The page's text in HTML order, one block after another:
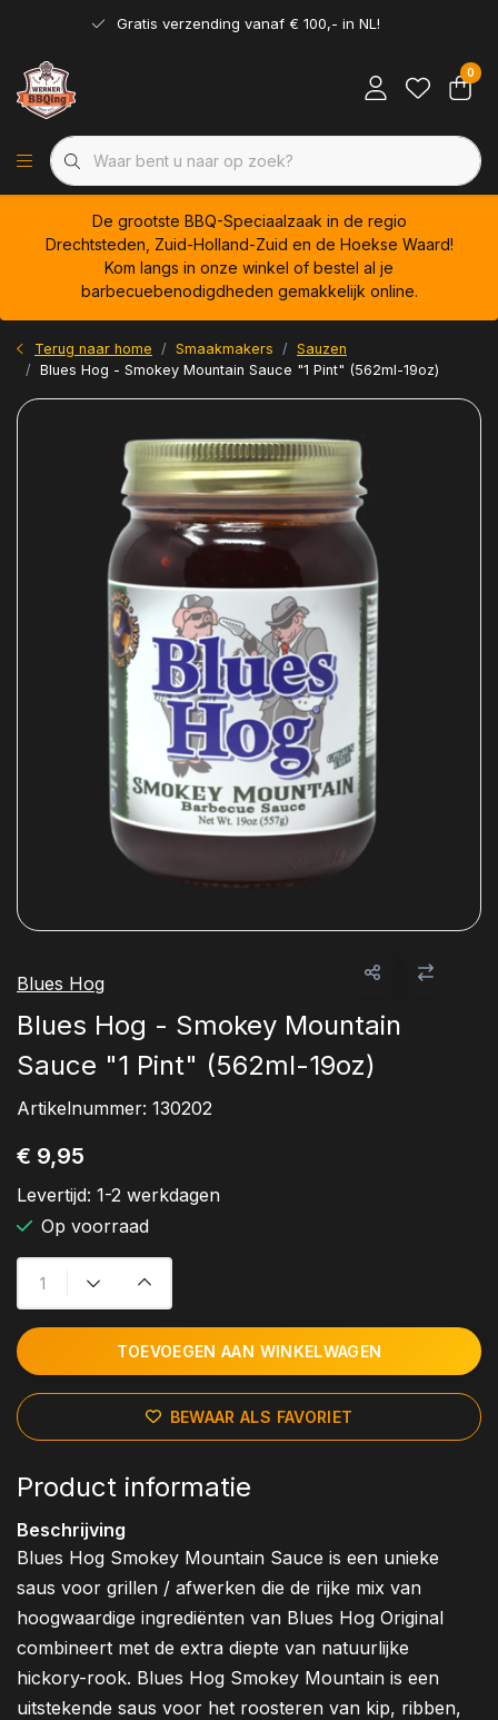
Gratis verzending vanaf € 100,- in NL!
0
De grootste BBQ-Speciaalzaak in de regio
Drechtsteden, Zuid-Holland-Zuid en de Hoekse Waard!
Kom langs in onze winkel of bestel al je
barbecuebenodigdheden gemakkelijk online.
Terug naar home Smaakmakers
Sauzen
Blues Hog - Smokey Mountain Sauce "1 Pint" (562ml-19oz)
Blues Hog
Blues Hog - Smokey Mountain
Sauce "1 Pint" (562ml-19oz)
Artikelnummer: 130202
€ 9,95
Levertijd: 1-2 werkdagen
Op voorraad
TOEVOEGEN AAN WINKELWAGEN
BEWAAR ALS FAVORIET
Product informatie
Beschrijving
Blues Hog Smokey Mountain Sauce is een unieke
saus voor grillen / afwerken die de rijke mix van
hoogwaardige ingrediënten van Blues Hog Original
combineert met de extra diepte van natuurlijke
hickory-rook. Blues Hog Smokey Mountain is een
uitstekende saus voor het roosteren van kip, ribben,